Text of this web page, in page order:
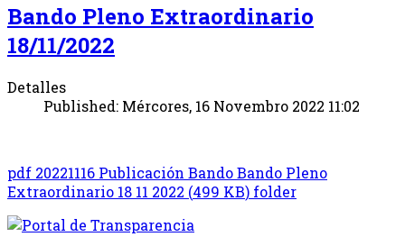
Bando Pleno Extraordinario
18/11/2022
Detalles
Published: Mércores, 16 Novembro 2022 11:02
pdf 20221116 Publicación Bando Bando Pleno
Extraordinario 18 11 2022 (499 KB) folder